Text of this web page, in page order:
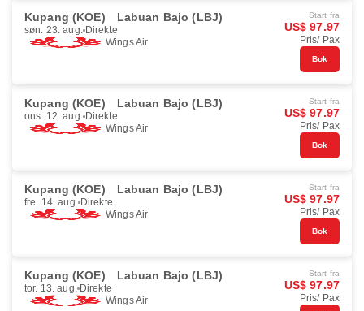
Kupang (KOE) Labuan Bajo (LBJ)
søn. 23. aug. Direkte
Wings Air
Start fra
US$ 97.97
Pris/ Pax
Bok
Kupang (KOE) Labuan Bajo (LBJ)
ons. 12. aug. Direkte
Wings Air
Start fra
US$ 97.97
Pris/ Pax
Bok
Kupang (KOE) Labuan Bajo (LBJ)
fre. 14. aug. Direkte
Wings Air
Start fra
US$ 97.97
Pris/ Pax
Bok
Kupang (KOE) Labuan Bajo (LBJ)
tor. 13. aug. Direkte
Wings Air
Start fra
US$ 97.97
Pris/ Pax